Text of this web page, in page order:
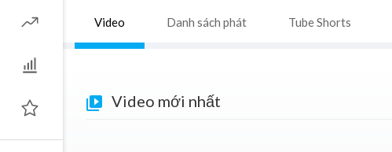
Video Danh sách phát Tube Shorts
Video mới nhất